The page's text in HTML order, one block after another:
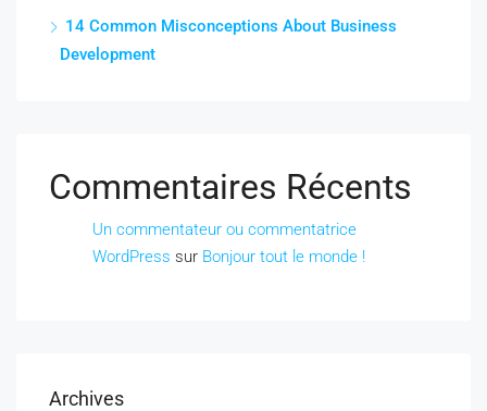
14 Common Misconceptions About Business
Development
Commentaires Récents
Un commentateur ou commentatrice
WordPress sur Bonjour tout le monde !
Archives